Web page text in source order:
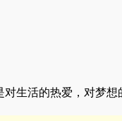
生活的热爱，对梦想